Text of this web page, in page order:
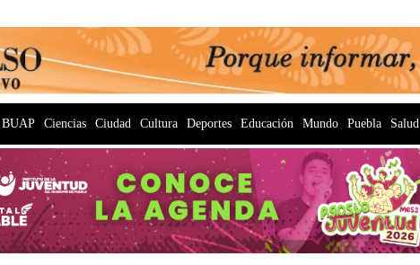
BUAP Ciencias Ciudad Cultura Deportes Educación Mundo Puebla Salud